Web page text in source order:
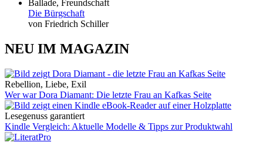
Ballade, Freundschaft
Die Bürgschaft
von Friedrich Schiller
NEU IM MAGAZIN
Rebellion, Liebe, Exil
Wer war Dora Diamant: Die letzte Frau an Kafkas Seite
Lesegenuss garantiert
Kindle Vergleich: Aktuelle Modelle & Tipps zur Produktwahl